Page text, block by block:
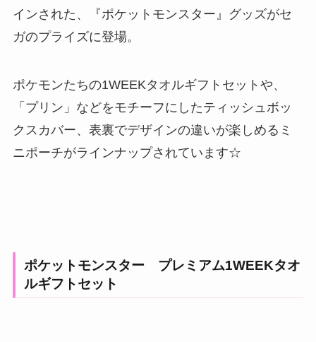
インされた、『ポケットモンスター』グッズがセ
ガのプライズに登場。
ポケモンたちの1WEEKタオルギフトセットや、
「プリン」などをモチーフにしたティッシュボッ
クスカバー、表裏でデザインの違いが楽しめるミ
ニポーチがラインナップされています☆
ポケットモンスター プレミアム1WEEKタオ
ルギフトセット